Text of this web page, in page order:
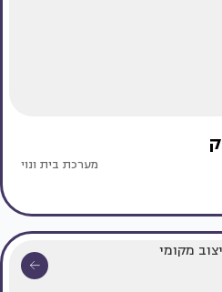
מערכת בית ונוי